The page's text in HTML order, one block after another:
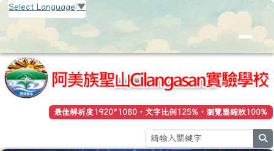
跳至主內容區
花蓮縣立豐濱國小全球資訊網
Select Language ▼
最佳解析度1920*1080，文字比例125%，瀏覽器縮放100%